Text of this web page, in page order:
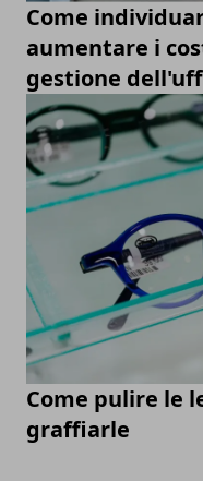
Come
aumentare i
gestione
Come pulire le
graffiarle